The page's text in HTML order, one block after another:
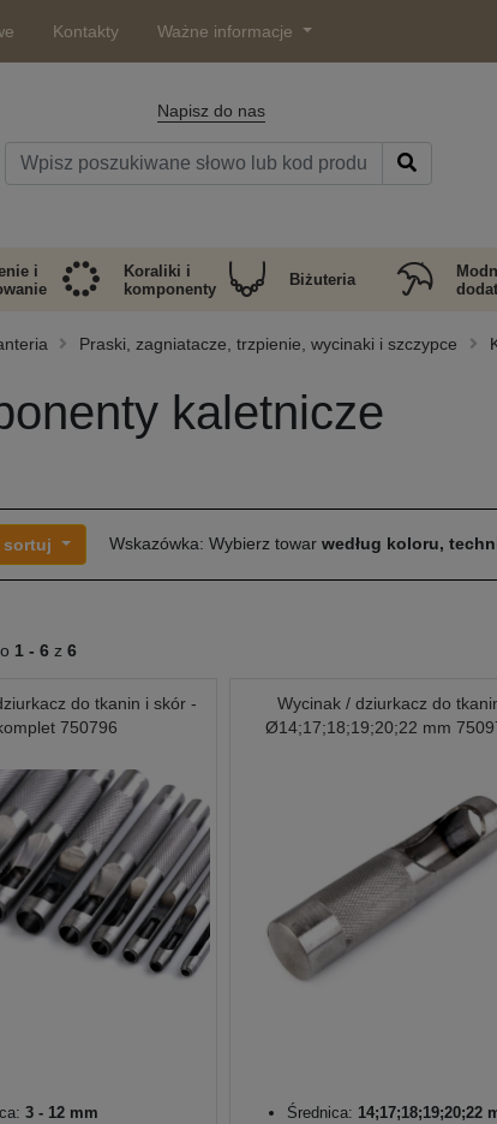
Kontakty Ważne informacje
Napisz do nas
i
Koraliki i
komponenty
Biżuteria
Praski, zagniatacze, trzpienie, wycinaki i szczypce
kaletnicze
Wskazówka: Wybierz towar według koloru,
1 - 6 z 6
do tkanin i skór -
750796
3 - 12 mm
Wycinak / dziurkacz do
Ø14;17;18;19;20;22 mm
Średnica: 14;17;18;19;20;22